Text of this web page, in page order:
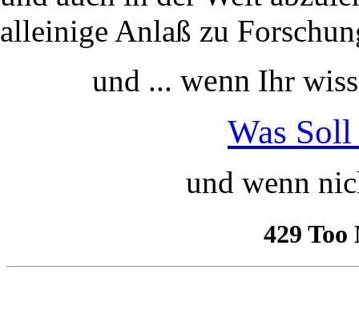
alleinige Anlaß zu
und ... wenn Ihr
Was
und wenn